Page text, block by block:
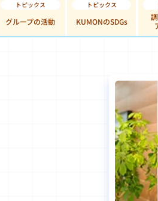
グループの活動 KUMONのSDGs